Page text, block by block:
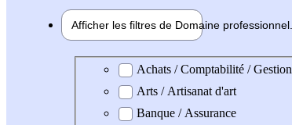
Afficher les filtres de Domaine professionnel
Domaine professionel
Achats / Comptabilité / Gestion
Arts / Artisanat d'art
Banque / Assurance